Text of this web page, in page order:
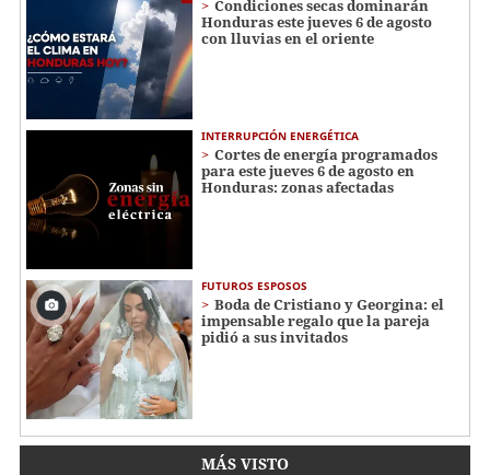
Condiciones secas dominarán
Honduras este jueves 6 de agosto
con lluvias en el oriente
INTERRUPCIÓN ENERGÉTICA
Cortes de energía programados
para este jueves 6 de agosto en
Honduras: zonas afectadas
FUTUROS ESPOSOS
Boda de Cristiano y Georgina: el
impensable regalo que la pareja
pidió a sus invitados
MÁS VISTO